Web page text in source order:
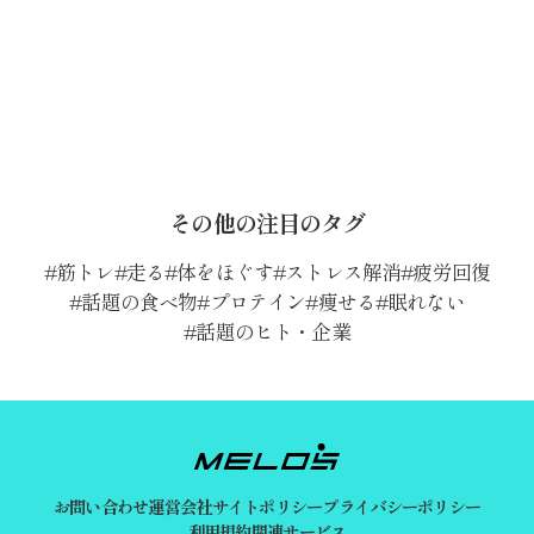
その他の注目のタグ
筋トレ 走る 体をほぐす ストレス解消 疲労回復
話題の食べ物 プロテイン 痩せる 眠れない
話題のヒト・企業
お問い合わせ運営会社サイトポリシープライバシーポリシー